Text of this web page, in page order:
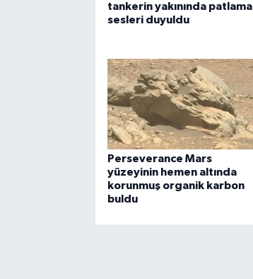
tankerin yakınında patlama
sesleri duyuldu
Perseverance Mars
yüzeyinin hemen altında
korunmuş organik karbon
buldu